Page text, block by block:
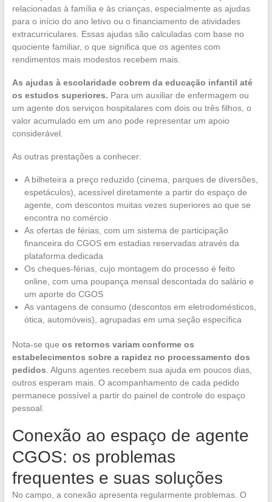
relacionadas à família e às crianças, especialmente as ajudas
para o início do ano letivo ou o financiamento de atividades
extracurriculares. Essas ajudas são calculadas com base no
quociente familiar, o que significa que os agentes com
rendimentos mais modestos recebem mais.
As ajudas à escolaridade cobrem da educação infantil até
os estudos superiores. Para um auxiliar de enfermagem ou
um agente dos serviços hospitalares com dois ou três filhos, o
valor acumulado em um ano pode representar um apoio
considerável.
As outras prestações a conhecer:
A bilheteira a preço reduzido (cinema, parques de diversões,
espetáculos), acessível diretamente a partir do espaço de
agente, com descontos muitas vezes superiores ao que se
encontra no comércio
As ofertas de férias, com um sistema de participação
financeira do CGOS em estadias reservadas através da
plataforma dedicada
Os cheques-férias, cujo montagem do processo é feito
online, com uma poupança mensal descontada do salário e
um aporte do CGOS
As vantagens de consumo (descontos em eletrodomésticos,
ótica, automóveis), agrupadas em uma seção específica
Nota-se que os retornos variam conforme os
estabelecimentos sobre a rapidez no processamento dos
pedidos . Alguns agentes recebem sua ajuda em poucos dias,
outros esperam mais. O acompanhamento de cada pedido
permanece possível a partir do painel de controle do espaço
pessoal.
Conexão ao espaço de agente
CGOS: os problemas
frequentes e suas soluções
No campo, a conexão apresenta regularmente problemas. O